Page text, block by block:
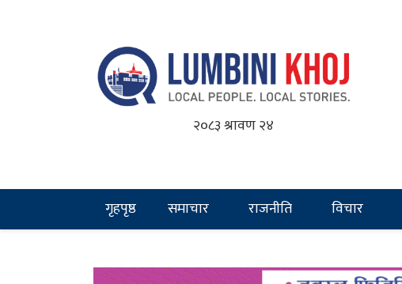
२०८३ श्रावण २४
गृहपृष्ठ समाचार राजनीति विचार